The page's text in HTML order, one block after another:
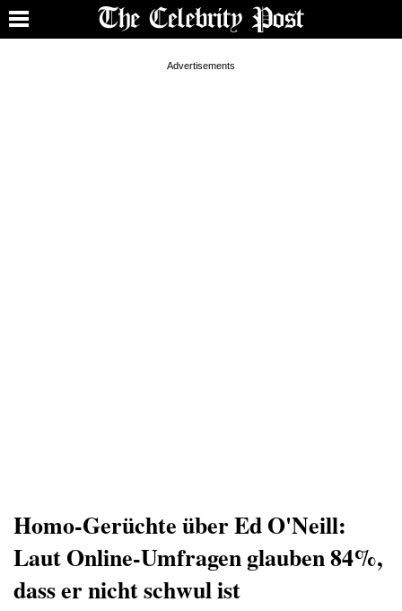
Homo-Gerüchte über Ed O'Neill:
Laut Online-Umfragen glauben 84%,
dass er nicht schwul ist